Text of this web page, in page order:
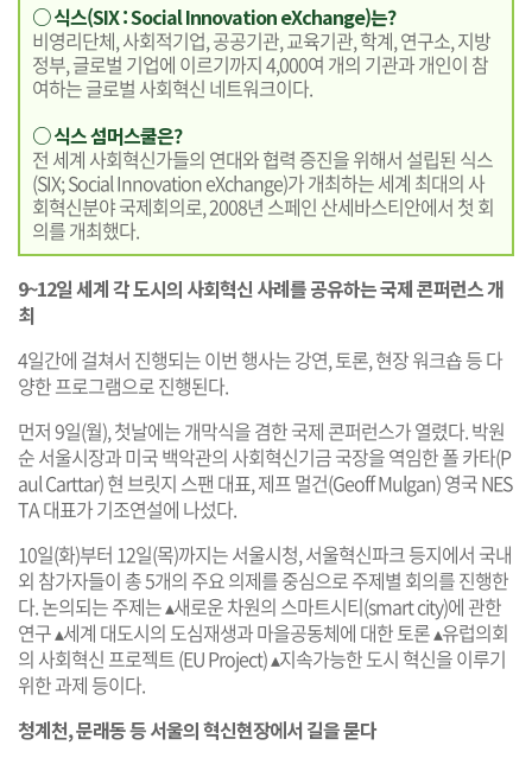
○ 식스(SIX : Social Innovation eXchange)는?
비영리단체, 사회적기업, 공공기관, 교육기관, 학계, 연구소, 지방
정부, 글로벌 기업에 이르기까지 4,000여 개의 기관과 개인이 참
여하는 글로벌 사회혁신 네트워크이다.
○ 식스 섬머스쿨은?
전 세계 사회혁신가들의 연대와 협력 증진을 위해서 설립된 식스
(SIX; Social Innovation eXchange)가 개최하는 세계 최대의 사
회혁신분야 국제회의로, 2008년 스페인 산세바스티안에서 첫 회
의를 개최했다.
9~12일 세계 각 도시의 사회혁신 사례를 공유하는 국제 콘퍼런스 개
최
4일간에 걸쳐서 진행되는 이번 행사는 강연, 토론, 현장 워크숍 등 다
양한 프로그램으로 진행된다.
먼저 9일(월), 첫날에는 개막식을 겸한 국제 콘퍼런스가 열렸다. 박원
순 서울시장과 미국 백악관의 사회혁신기금 국장을 역임한 폴 카타(P
aul Carttar) 현 브릿지 스팬 대표, 제프 멀건(Geoff Mulgan) 영국 NES
TA 대표가 기조연설에 나섰다.
10일(화)부터 12일(목)까지는 서울시청, 서울혁신파크 등지에서 국내
외 참가자들이 총 5개의 주요 의제를 중심으로 주제별 회의를 진행한
다. 논의되는 주제는 ▴새로운 차원의 스마트시티(smart city)에 관한
연구 ▴세계 대도시의 도심재생과 마을공동체에 대한 토론 ▴유럽의회
의 사회혁신 프로젝트 (EU Project) ▴지속가능한 도시 혁신을 이루기
위한 과제 등이다.
청계천, 문래동 등 서울의 혁신현장에서 길을 묻다